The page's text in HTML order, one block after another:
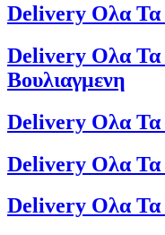
Delivery Ολα Τα
Delivery Ολα Τα
Βουλιαγμενη
Delivery Ολα Τα
Delivery Ολα Τα
Delivery Ολα Τα